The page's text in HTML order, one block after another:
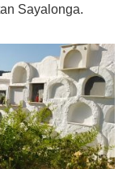
Sayalonga.